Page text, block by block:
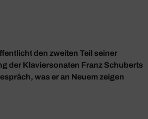
den zweiten Teil seiner
der Klaviersonaten Franz Schuberts
was er an Neuem zeigen